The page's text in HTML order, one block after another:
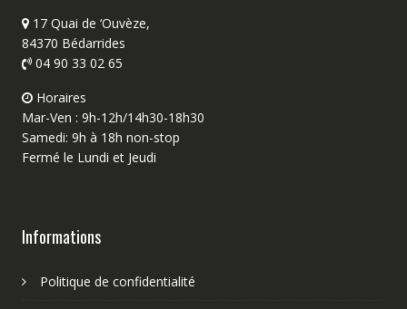
17 Quai de ‘Ouvèze,
84370 Bédarrides
04 90 33 02 65
Horaires
Mar-Ven : 9h-12h/14h30-18h30
Samedi: 9h à 18h non-stop
Fermé le Lundi et Jeudi
Informations
Politique de confidentialité